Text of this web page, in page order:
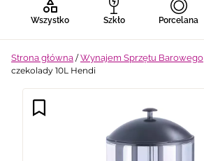
Wszystko Szkło Porcelana
Tekstylia Dekoracje
Strona główna /Wynajem Sprzętu Barowego
czekolady 10L Hendi